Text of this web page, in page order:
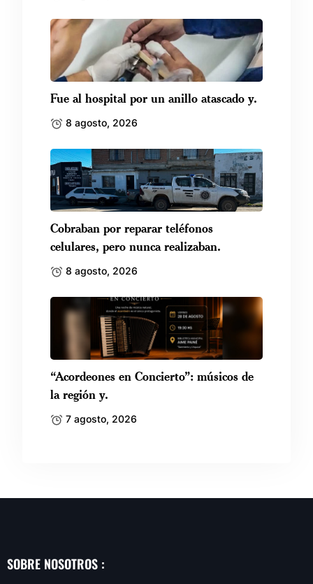
Fue al hospital por un anillo atascado y.
8 agosto, 2026
Cobraban por reparar teléfonos
celulares, pero nunca realizaban.
8 agosto, 2026
“Acordeones en Concierto”: músicos de
la región y.
7 agosto, 2026
SOBRE NOSOTROS :